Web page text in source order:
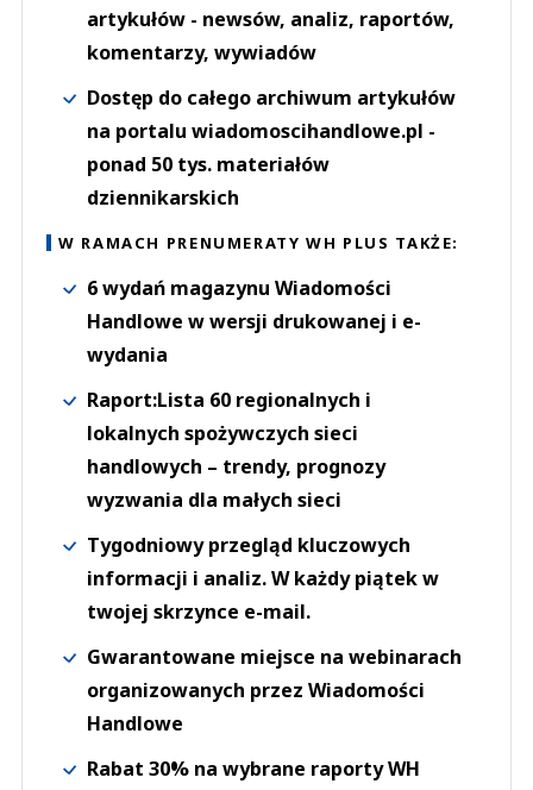
artykułów - newsów, analiz, raportów,
komentarzy, wywiadów
Dostęp do całego archiwum artykułów
na portalu wiadomoscihandlowe.pl -
ponad 50 tys. materiałów
dziennikarskich
W RAMACH PRENUMERATY WH PLUS TAKŻE:
6 wydań magazynu Wiadomości
Handlowe w wersji drukowanej i e-
wydania
Raport:Lista 60 regionalnych i
lokalnych spożywczych sieci
handlowych – trendy, prognozy
wyzwania dla małych sieci
Tygodniowy przegląd kluczowych
informacji i analiz. W każdy piątek w
twojej skrzynce e-mail.
Gwarantowane miejsce na webinarach
organizowanych przez Wiadomości
Handlowe
Rabat 30% na wybrane raporty WH